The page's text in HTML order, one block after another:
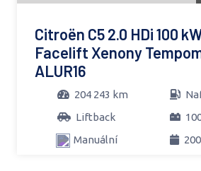
Citroën C5 2.0 HDi 100
Facelift Xenony
ALUR16
204 243 km
Liftback
Manuální